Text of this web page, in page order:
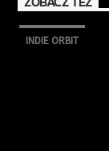
INDIE ORBIT